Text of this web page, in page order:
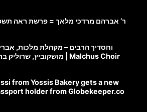
ר’ אברהם מרדכי מלאך = פרשת ראה
וחסדיך הרבים – מקהלת מלכות,
מושקוביץ, שרוליק ברזל | Malchus Choir
from Yossis Bakery gets a new
holder from Globekeeper.co